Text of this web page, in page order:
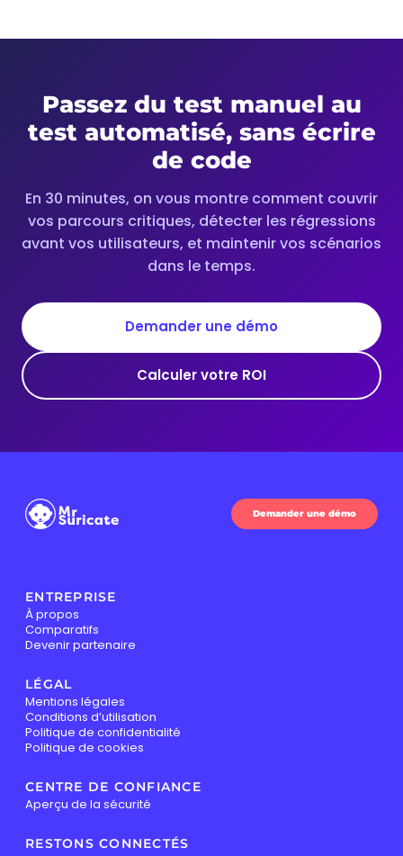
Passez du test manuel au
test automatisé, sans écrire
de code
En 30 minutes, on vous montre comment couvrir
vos parcours critiques, détecter les régressions
avant vos utilisateurs, et maintenir vos scénarios
dans le temps.
Demander une démo
Calculer votre ROI
Demander une démo
ENTREPRISE
À propos
Comparatifs
Devenir partenaire
LÉGAL
Mentions légales
Conditions d’utilisation
Politique de confidentialité
Politique de cookies
CENTRE DE CONFIANCE
Aperçu de la sécurité
RESTONS CONNECTÉS